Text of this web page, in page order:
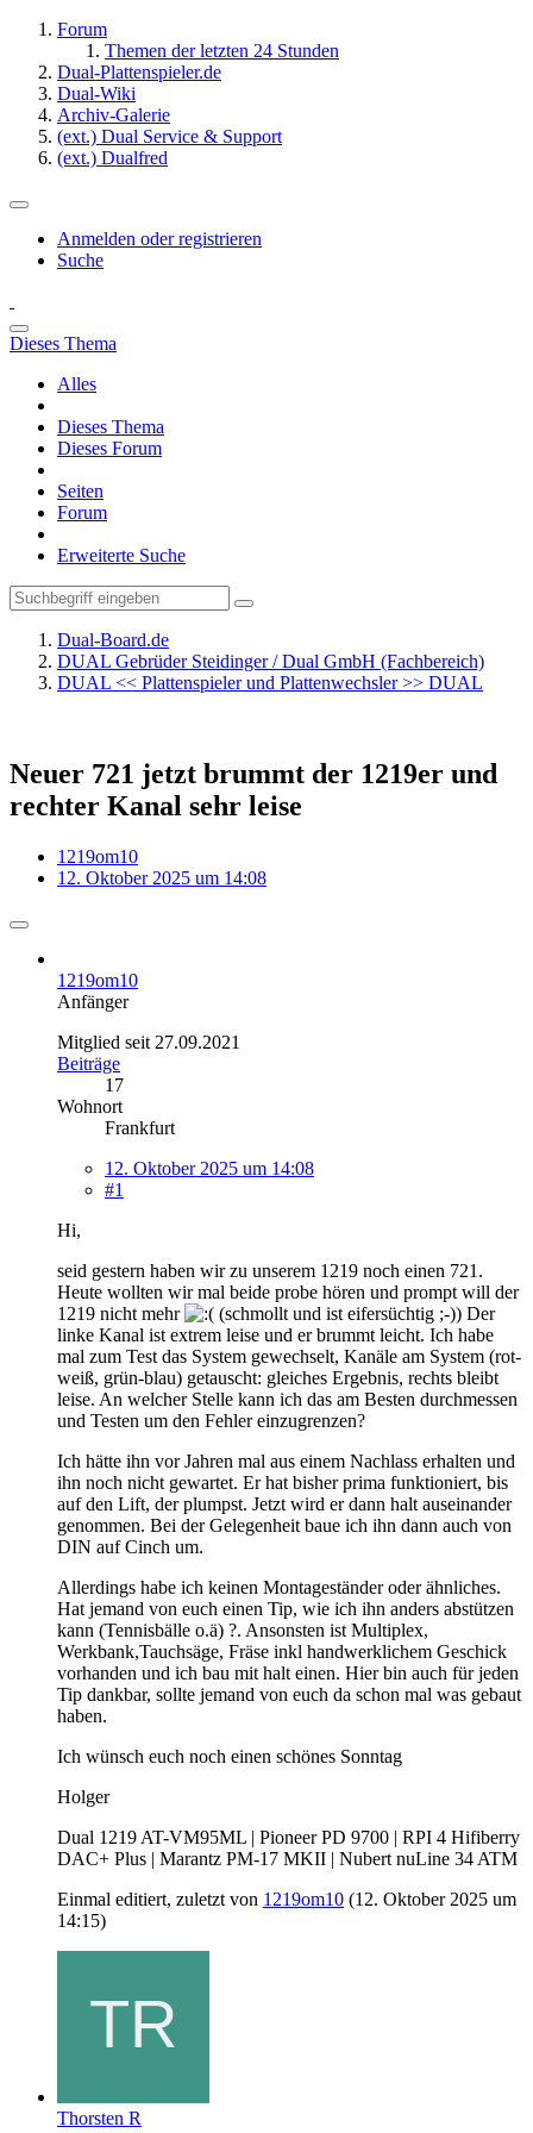
Forum
Themen der letzten 24 Stunden
Dual-Plattenspieler.de
Dual-Wiki
Archiv-Galerie
(ext.) Dual Service & Support
(ext.) Dualfred
Anmelden oder registrieren
Suche
Dieses Thema
Alles
Dieses Thema
Dieses Forum
Seiten
Forum
Erweiterte Suche
Dual-Board.de
DUAL Gebrüder Steidinger / Dual GmbH (Fachbereich)
DUAL << Plattenspieler und Plattenwechsler >> DUAL
Neuer 721 jetzt brummt der 1219er und
rechter Kanal sehr leise
1219om10
12. Oktober 2025 um 14:08
1219om10
Anfänger
Mitglied seit 27.09.2021
Beiträge
17
Wohnort
Frankfurt
12. Oktober 2025 um 14:08
#1
Hi,
seid gestern haben wir zu unserem 1219 noch einen 721.
Heute wollten wir mal beide probe hören und prompt will der
1219 nicht mehr
(schmollt und ist eifersüchtig ;-)) Der
linke Kanal ist extrem leise und er brummt leicht. Ich habe
mal zum Test das System gewechselt, Kanäle am System (rot-
weiß, grün-blau) getauscht: gleiches Ergebnis, rechts bleibt
leise. An welcher Stelle kann ich das am Besten durchmessen
und Testen um den Fehler einzugrenzen?
Ich hätte ihn vor Jahren mal aus einem Nachlass erhalten und
ihn noch nicht gewartet. Er hat bisher prima funktioniert, bis
auf den Lift, der plumpst. Jetzt wird er dann halt auseinander
genommen. Bei der Gelegenheit baue ich ihn dann auch von
DIN auf Cinch um.
Allerdings habe ich keinen Montageständer oder ähnliches.
Hat jemand von euch einen Tip, wie ich ihn anders abstützen
kann (Tennisbälle o.ä) ?. Ansonsten ist Multiplex,
Werkbank,Tauchsäge, Fräse inkl handwerklichem Geschick
vorhanden und ich bau mit halt einen. Hier bin auch für jeden
Tip dankbar, sollte jemand von euch da schon mal was gebaut
haben.
Ich wünsch euch noch einen schönes Sonntag
Holger
Dual 1219 AT-VM95ML | Pioneer PD 9700 | RPI 4 Hifiberry
DAC+ Plus | Marantz PM-17 MKII | Nubert nuLine 34 ATM
Einmal editiert, zuletzt von 1219om10 (12. Oktober 2025 um
14:15)
Thorsten R